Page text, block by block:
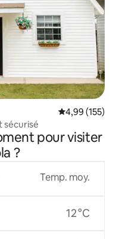
Évaluation
4,99 (155)
sécurisé
pour visiter
?
Temp. moy.
12 °C